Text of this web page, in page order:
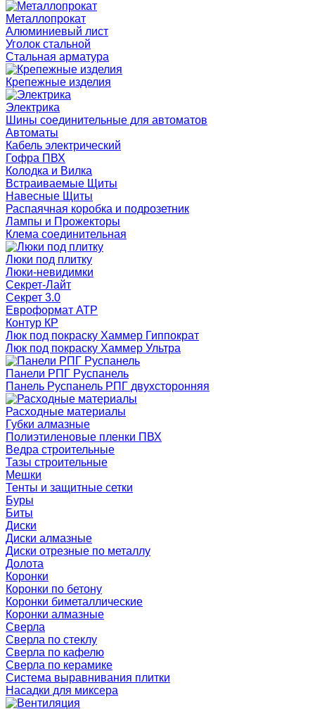
Металлопрокат
Алюминиевый лист
Уголок стальной
Стальная арматура
Крепежные изделия
Электрика
Шины соединительные для автоматов
Автоматы
Кабель электрический
Гофра ПВХ
Колодка и Вилка
Встраиваемые Щиты
Навесные Щиты
Распаячная коробка и подрозетник
Лампы и Прожекторы
Клема соединительная
Люки под плитку
Люки-невидимки
Секрет-Лайт
Секрет 3.0
Евроформат АТР
Контур КР
Люк под покраску Хаммер Гиппократ
Люк под покраску Хаммер Ультра
Панели РПГ Руспанель
Панель Руспанель РПГ двухсторонняя
Расходные материалы
Губки алмазные
Полиэтиленовые пленки ПВХ
Ведра строительные
Тазы строительные
Мешки
Тенты и защитные сетки
Буры
Биты
Диски
Диски алмазные
Диски отрезные по металлу
Долота
Коронки
Коронки по бетону
Коронки биметаллические
Коронки алмазные
Сверла
Сверла по стеклу
Сверла по кафелю
Сверла по керамике
Система выравнивания плитки
Насадки для миксера